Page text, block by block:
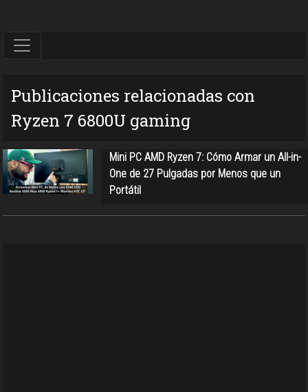
Publicaciones relacionadas con
Ryzen 7 6800U gaming
Mini PC AMD Ryzen 7: Cómo Armar un All-in-
One de 27 Pulgadas por Menos que un
Portátil